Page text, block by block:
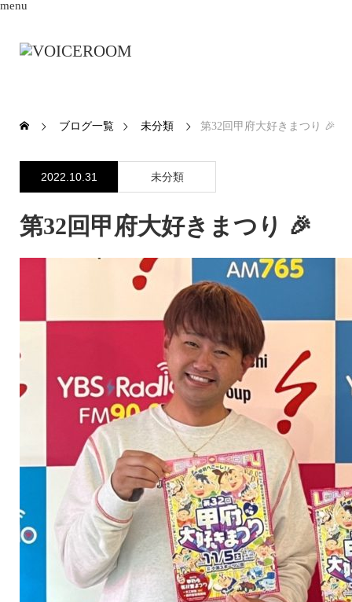
menu
ブログ一覧 未分類 第32回甲府大好きまつり 🎉
2022.10.31 未分類
第32回甲府大好きまつり 🎉